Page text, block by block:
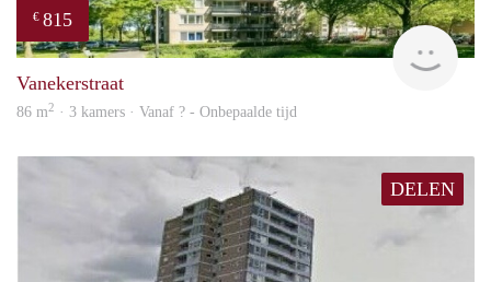
€ 815
Vanekerstraat
86 m2 · 3 kamers · Vanaf ? - Onbepaalde tijd
DELEN